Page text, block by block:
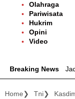
Olahraga
Pariwisata
Hukrim
Opini
Video
Breaking News
Listrik Jadi
Home Tni